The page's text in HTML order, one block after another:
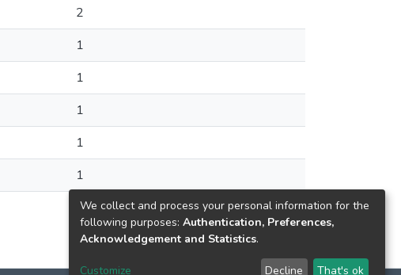
2
1
1
1
1
1
1
We collect and process your personal information for the
following purposes: Authentication, Preferences,
Acknowledgement and Statistics.
Customize Decline That's ok